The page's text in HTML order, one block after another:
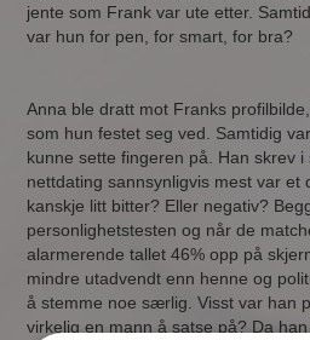
jente som Frank var ute etter.
var hun for pen, for smart, for bra?
Anna ble dratt mot Franks
som hun festet seg ved. Samtidig
kunne sette fingeren på. Han skrev i
nettdating sannsynligvis mest var et
kanskje litt bitter? Eller negativ?
personlighetstesten og når de
alarmerende tallet 46% opp på
mindre utadvendt enn henne og
å stemme noe særlig. Visst var han
virkelig en mann å satse på? Da